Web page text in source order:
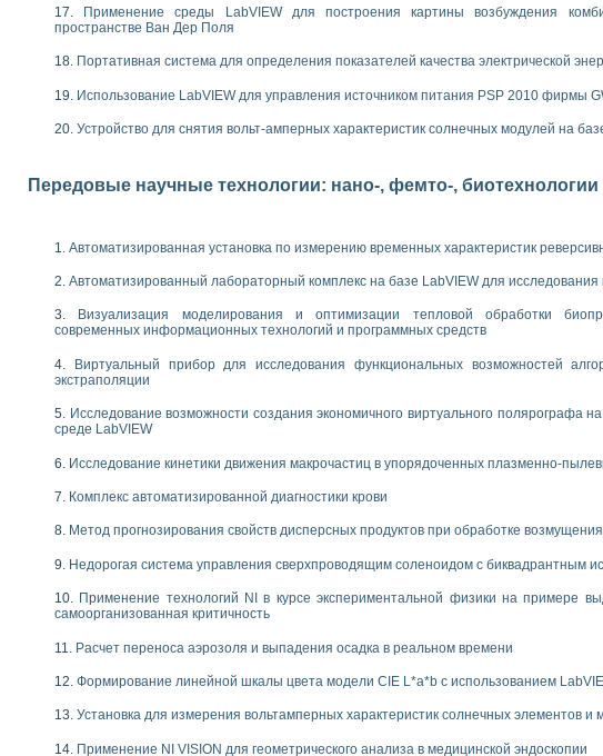
частотного анализа для LabWindows/CVI и LabVIEW
«Технологии NATIONAL INSTRUMENTS» в ростовском колледже связи и информатики
программе «Прикладная физика и физическая информатика» инновационного
электромагнитного поля для испытаний изделий авионики
ИИС на базе оборудования NI CompactDAQ
Применение среды LabVIEW для построения картины возбуждения
пространстве Ван Дер Поля
Портативная система для определения показателей качества электрической
Использование LabVIEW для управления источником питания PSP 2010 фирмы
Устройство для снятия вольт-амперных характеристик солнечных модулей на
Передовые научные технологии: нано-, фемто-, биотехнологии
Автоматизированная установка по измерению временных характеристик
Автоматизированный лабораторный комплекс на базе LabVIEW для исследования
Визуализация моделирования и оптимизации тепловой обработки
современных информационных технологий и программных средств
Виртуальный прибор для исследования функциональных возможностей
экстраполяции
Исследование возможности создания экономичного виртуального полярографа
среде LabVIEW
Исследование кинетики движения макрочастиц в упорядоченных плазменно-
Комплекс автоматизированной диагностики крови
Метод прогнозирования свойств дисперсных продуктов при обработке
Недорогая система управления сверхпроводящим соленоидом с биквадрантным
Применение технологий NI в курсе экспериментальной физики на примере
самоорганизованная критичность
Расчет переноса аэрозоля и выпадения осадка в реальном времени
Формирование линейной шкалы цвета модели CIE L*a*b с использованием
Установка для измерения вольтамперных характеристик солнечных элементов и
Применение NI VISION для геометрического анализа в медицинской эндоскопии